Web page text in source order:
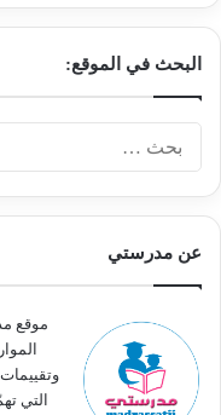
البحث في الموقع:
عن مدرستي
موقع
التي